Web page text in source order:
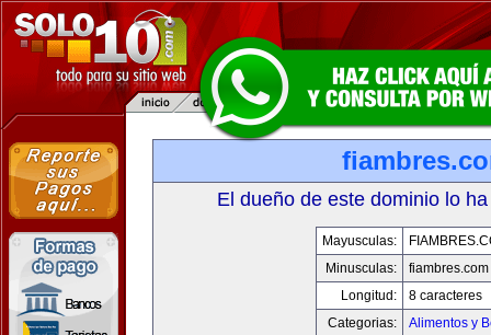
El dueño de este dominio lo
Mayusculas:
Minusculas:
fiambres.com
Longitud:
8 caracteres
Categorias:
Alimentos y